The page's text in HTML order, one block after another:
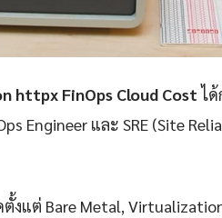
httpx FinOps Cloud Cost ไ
Engineer และ SRE (Site
แต่ Bare Metal,